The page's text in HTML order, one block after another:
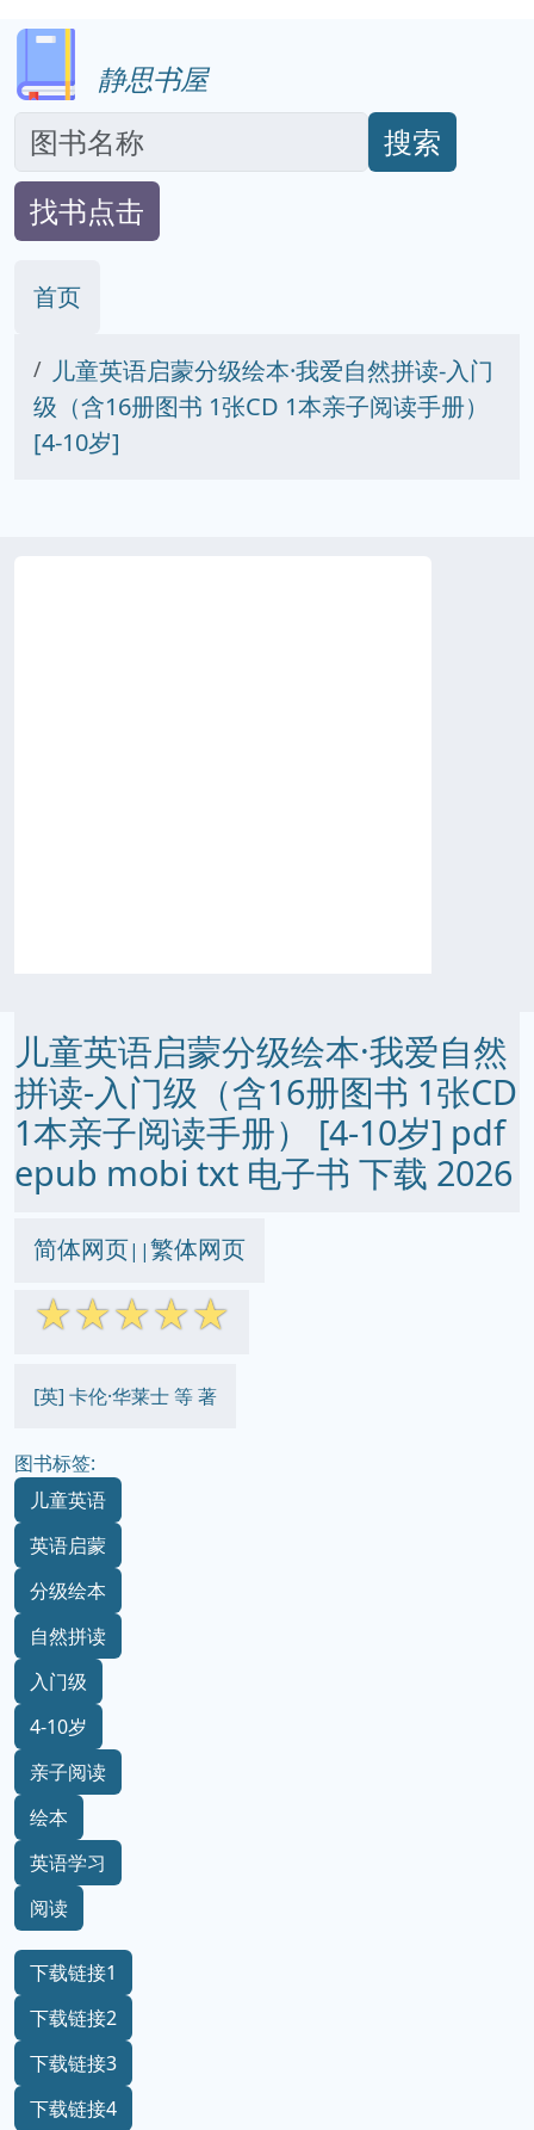
静思书屋
搜索
找书点击
首页
儿童英语启蒙分级绘本·我爱自然拼读-入门
级（含16册图书 1张CD 1本亲子阅读手册）
[4-10岁]
儿童英语启蒙分级绘本·我爱自然
拼读-入门级（含16册图书 1张CD
1本亲子阅读手册） [4-10岁] pdf
epub mobi txt 电子书 下载 2026
简体网页||繁体网页
☆☆☆☆☆
[英] 卡伦·华莱士 等 著
图书标签:
儿童英语
英语启蒙
分级绘本
自然拼读
入门级
4-10岁
亲子阅读
绘本
英语学习
阅读
下载链接1
下载链接2
下载链接3
下载链接4